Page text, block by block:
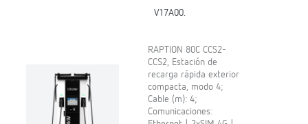
V17A00.
RAPTION 80C CCS2-
CCS2, Estación de
recarga rápida exterior
compacta, modo 4;
Cable (m): 4;
Comunicaciones: